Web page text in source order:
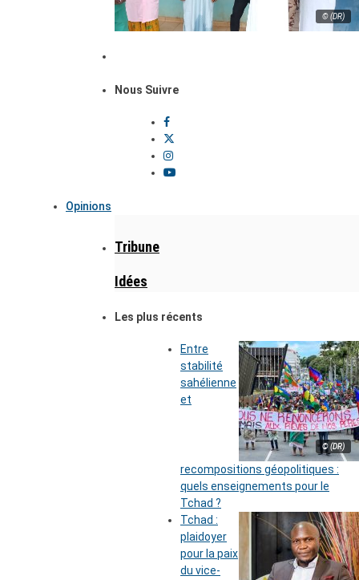
© (DR)
Nous Suivre
Opinions
Tribune
Idées
Les plus récents
© (DR)
Entre
stabilité
sahélienne
et
recompositions géopolitiques :
quels enseignements pour le
Tchad ?
Tchad :
plaidoyer
pour la paix
du vice-